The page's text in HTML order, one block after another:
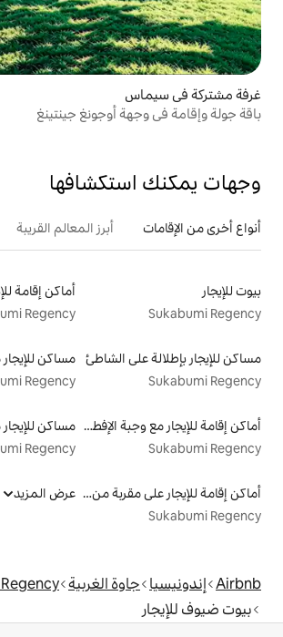
جينتينغ
أبرز المعالم القريبة
أماكن إقامة للإيجار مع حوض استحمام ساخن
Sukabumi Regency
مساكن للإيجار مع حمامات سباحة
Sukabumi Regency
أماكن إقامة للإيجار مع وجبة الإفطار
مساكن للإيجار مناسبة لاصطحاب الحيوانات الأليفة
Sukabumi Regency
أماكن إقامة للإيجار على مقربة من البحيرة عرض المزيد
الغربية Sukabumi Regency